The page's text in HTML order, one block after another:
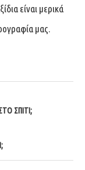
είναι μερικά
μας.
ΣΠΊΤΙ;